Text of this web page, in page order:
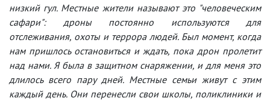
низкий гул. Местные жители называют это "человеческим
сафари": дроны постоянно используются для
отслеживания, охоты и террора людей. Был момент, когда
нам пришлось остановиться и ждать, пока дрон пролетит
над нами. Я была в защитном снаряжении, и для меня это
длилось всего пару дней. Местные семьи живут с этим
каждый день. Они перенесли свои школы, поликлиники и